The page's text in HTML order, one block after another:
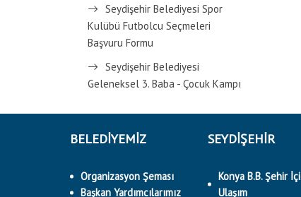
Seydişehir Belediyesi Spor
Kulübü Futbolcu Seçmeleri
Başvuru Formu
Seydişehir Belediyesi
Geleneksel 3. Baba - Çocuk Kampı
BELEDİYEMİZ
Organizasyon Şeması
Başkan Yardımcılarımız
SEYDİŞEHİR
Konya B.B. Şehir İçi
Ulaşım